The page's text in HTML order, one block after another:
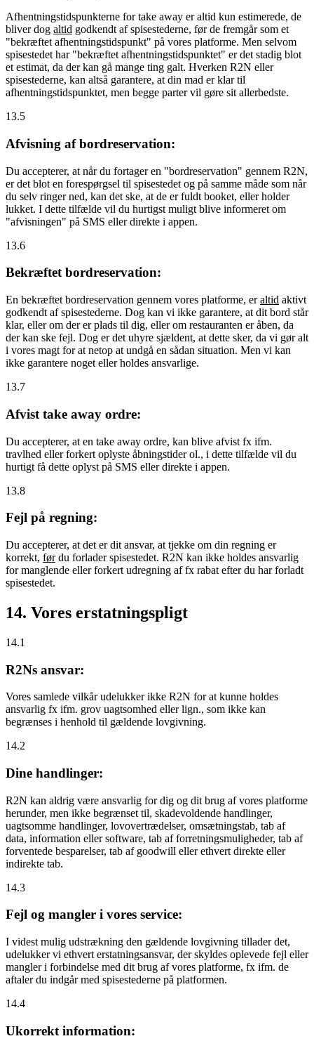
Afhentningstidspunkterne for take away er altid kun estimerede, de
bliver dog altid godkendt af spisestederne, før de fremgår som et
"bekræftet afhentningstidspunkt" på vores platforme. Men selvom
spisestedet har "bekræftet afhentningstidspunktet" er det stadig blot
et estimat, da der kan gå mange ting galt. Hverken R2N eller
spisestederne, kan altså garantere, at din mad er klar til
afhentningstidspunktet, men begge parter vil gøre sit allerbedste.
13.5
Afvisning af bordreservation:
Du accepterer, at når du fortager en "bordreservation" gennem R2N,
er det blot en forespørgsel til spisestedet og på samme måde som når
du selv ringer ned, kan det ske, at de er fuldt booket, eller holder
lukket. I dette tilfælde vil du hurtigst muligt blive informeret om
"afvisningen" på SMS eller direkte i appen.
13.6
Bekræftet bordreservation:
En bekræftet bordreservation gennem vores platforme, eraltid aktivt
godkendt af spisestederne. Dog kan vi ikke garantere, at dit bord står
klar, eller om der er plads til dig, eller om restauranten er åben, da
der kan ske fejl. Dog er det uhyre sjældent, at dette sker, da vi gør alt
i vores magt for at netop at undgå en sådan situation. Men vi kan
ikke garantere noget eller holdes ansvarlige.
13.7
Afvist take away ordre:
Du accepterer, at en take away ordre, kan blive afvist fx ifm.
travlhed eller forkert oplyste åbningstider ol., i dette tilfælde vil du
hurtigt få dette oplyst på SMS eller direkte i appen.
13.8
Fejl på regning:
Du accepterer, at det er dit ansvar, at tjekke om din regning er
korrekt, førdu forlader spisestedet. R2N kan ikke holdes ansvarlig
for manglende eller forkert udregning af fx rabat efter du har forladt
spisestedet.
14. Vores erstatningspligt
14.1
R2Ns ansvar:
Vores samlede vilkår udelukker ikke R2N for at kunne holdes
ansvarlig fx ifm. grov uagtsomhed eller lign., som ikke kan
begrænses i henhold til gældende lovgivning.
14.2
Dine handlinger:
R2N kan aldrig være ansvarlig for dig og dit brug af vores platforme
herunder, men ikke begrænset til, skadevoldende handlinger,
uagtsomme handlinger, lovovertrædelser, omsætningstab, tab af
data, information eller software, tab af forretningsmuligheder, tab af
forventede besparelser, tab af goodwill eller ethvert direkte eller
indirekte tab.
14.3
Fejl og mangler i vores service:
I videst mulig udstrækning den gældende lovgivning tillader det,
udelukker vi ethvert erstatningsansvar, der skyldes oplevede fejl eller
mangler i forbindelse med dit brug af vores platforme, fx ifm. de
aftaler du indgår med spisestederne på platformen.
14.4
Ukorrekt information: